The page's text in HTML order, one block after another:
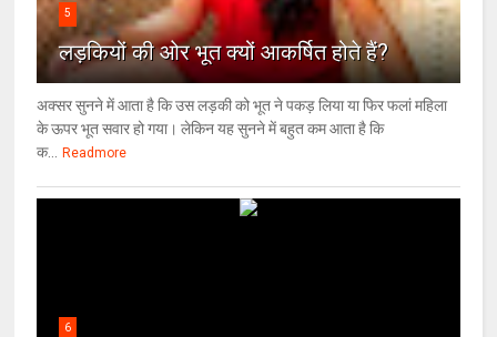
5
लड़कियों की ओर भूत क्‍यों आकर्षित होते हैं?
अक्सर सुनने में आता है कि उस लड़की को भूत ने पकड़ लिया या फिर फलां महिला
के ऊपर भूत सवार हो गया। लेकिन यह सुनने में बहुत कम आता है कि
क...
Readmore
6